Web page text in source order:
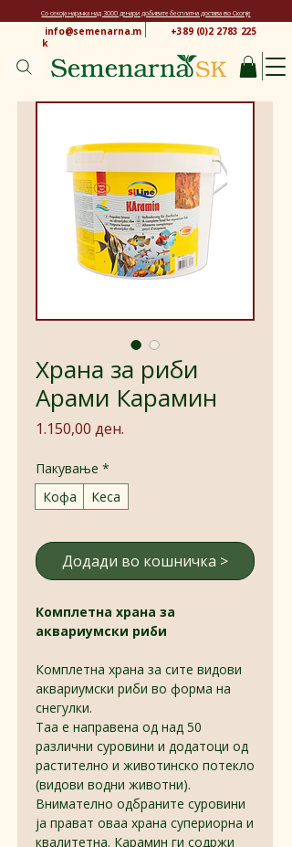
+389 (0)2 2783 225
Со секоја нарачка над 3000 денари добивате бесплатна достава во Скопје
info@semenarna.m
k
Храна за риби
Арами Карамин
1.150,00 ден.
Пакување *
Кофа
Кеса
Додади во кошничка >
Комплетна храна за
аквариумски риби
Комплетна храна за сите видови
аквариумски риби во форма на
снегулки.
Таа е направена од над 50
различни суровини и додатоци од
растително и животинско потекло
(видови водни животни).
Внимателно одбраните суровини
ја прават оваа храна супериорна и
квалитетна. Карамин ги содржи